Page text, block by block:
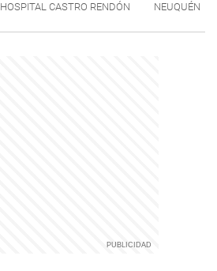
HOSPITAL CASTRO RENDÓN NEUQUÉN